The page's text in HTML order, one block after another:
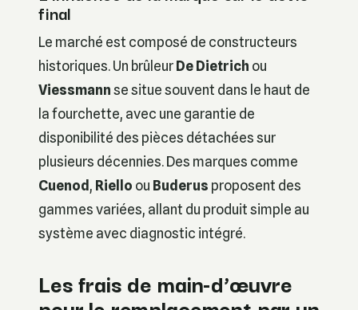
final
Le marché est composé de constructeurs
historiques. Un brûleurDe Dietrich ou
Viessmannse situe souvent dans le haut de
la fourchette, avec une garantie de
disponibilité des pièces détachées sur
plusieurs décennies. Des marques comme
Cuenod, Riello ou Buderus proposent des
gammes variées, allant du produit simple au
système avec diagnostic intégré.
Les frais de main-d’œuvre